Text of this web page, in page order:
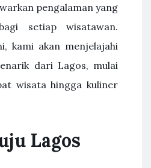
pengalaman yang
setiap wisatawan.
kami akan menjelajahi
dari Lagos, mulai
wisata hingga kuliner
Lagos